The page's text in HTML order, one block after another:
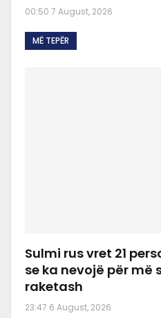
00:50 7 August, 2026
MË TEPËR
Sulmi rus vret 21
se ka nevojë për
raketash
23:47 6 August, 2026